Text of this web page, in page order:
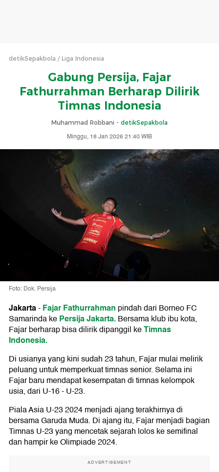
detikSepakbola Liga Indonesia
Gabung Persija, Fajar
Fathurrahman Berharap Dilirik
Timnas Indonesia
Muhammad Robbani - detikSepakbola
Minggu, 18 Jan 2026 21:40 WIB
Foto: Dok. Persija
Jakarta-Fajar Fathurrahman pindah dari Borneo FC
Samarinda kePersija Jakarta.Bersama klub ibu kota,
Fajar berharap bisa dilirik dipanggil keTimnas
Indonesia.
Di usianya yang kini sudah 23 tahun, Fajar mulai melirik
peluang untuk memperkuat timnas senior. Selama ini
Fajar baru mendapat kesempatan di timnas kelompok
usia, dari U-16 - U-23.
Piala Asia U-23 2024 menjadi ajang terakhirnya di
bersama Garuda Muda. Di ajang itu, Fajar menjadi bagian
Timnas U-23 yang mencetak sejarah lolos ke semifinal
dan hampir ke Olimpiade 2024.
ADVERTISEMENT